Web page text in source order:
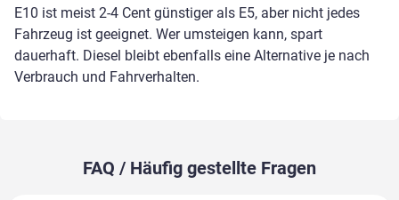
E10 ist meist 2-4 Cent günstiger als E5, aber nicht jedes
Fahrzeug ist geeignet. Wer umsteigen kann, spart
dauerhaft. Diesel bleibt ebenfalls eine Alternative je nach
Verbrauch und Fahrverhalten.
FAQ / Häufig gestellte Fragen